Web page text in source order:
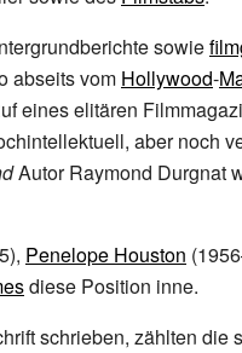
sowie
abseits vom Hollywood-
eines elitären
aber noch
AutorRaymond Durgnat
Penelope Houston
diese Position inne.
schrieben, zählten die